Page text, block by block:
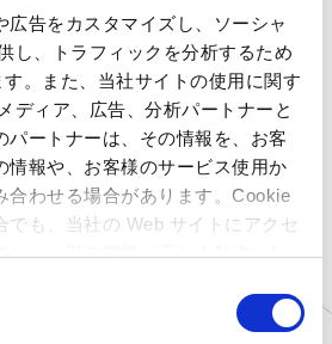
広告をカスタマイズし、ソーシャ
し、トラフィックを分析するため
。また、当社サイトの使用に関す
ディア、広告、分析パートナーと
パートナーは、その情報を、お客
情報や、お客様のサービス使用か
合わせる場合があります。Cookie
でも、当社の Web サイトにアクセ
が、一部の機能が正しく動作しな
ン 大分店
ンモール豊
新さっぽろ
つがる柏店
盛岡店
佐沼店
ちはら台店